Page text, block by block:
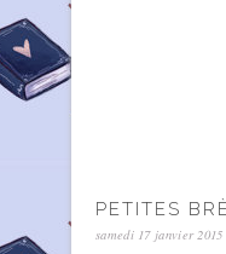
PETITES
samedi 17 janvier 2015